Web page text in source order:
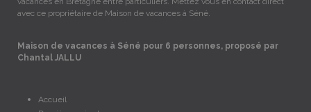
avec ce propriétaire de Maison de vacances à Séné.
Maison de vacances à Séné pour 6 personnes, proposé par
Chantal JALLU
Accueil